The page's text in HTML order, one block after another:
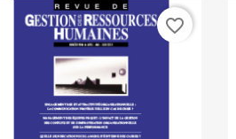
favorite_border